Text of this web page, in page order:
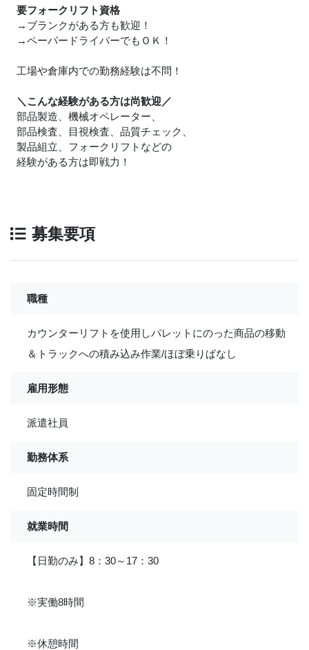
要フォークリフト資格
→ブランクがある方も歓迎！
→ペーパードライバーでもＯＫ！
工場や倉庫内での勤務経験は不問！
＼こんな経験がある方は尚歓迎／
部品製造、機械オペレーター、
部品検査、目視検査、品質チェック、
製品組立、フォークリフトなどの
経験がある方は即戦力！
募集要項
職種
カウンターリフトを使用しパレットにのった商品の移動
＆トラックへの積み込み作業/ほぼ乗りぱなし
雇用形態
派遣社員
勤務体系
固定時間制
就業時間
【日勤のみ】8：30～17：30
※実働8時間
※休憩時間